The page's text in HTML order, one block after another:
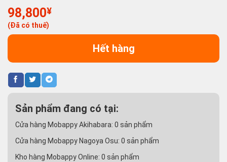
98,800¥
(Đã có thuế)
Hết hàng
Sản phẩm đang có tại:
Cửa hàng Mobappy Akihabara: 0 sản phẩm
Cửa hàng Mobappy Nagoya Osu: 0 sản phẩm
Kho hàng Mobappy Online: 0 sản phẩm